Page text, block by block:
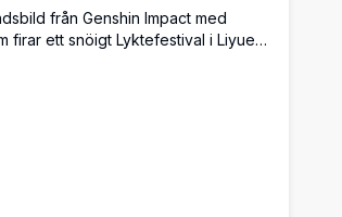
från Genshin Impact med
firar ett snöigt Lyktefestival i Liyue